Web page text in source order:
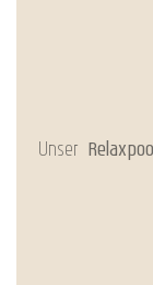
Unser Relaxpool